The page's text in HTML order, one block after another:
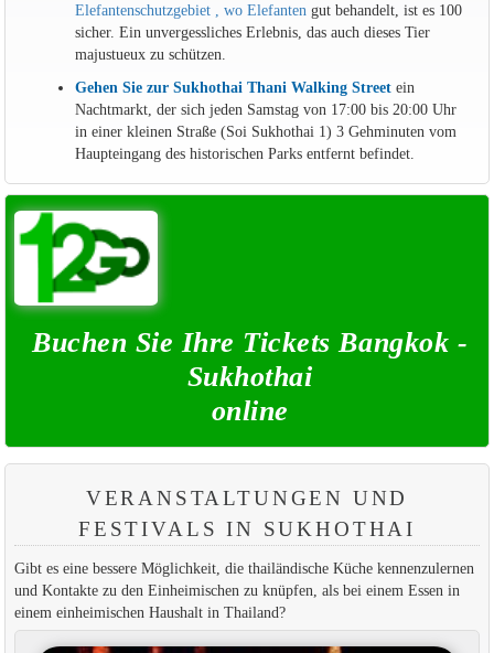
Elefantenschutzgebiet , wo Elefanten gut behandelt, ist es 100
sicher. Ein unvergessliches Erlebnis, das auch dieses Tier
majustueux zu schützen.
Gehen Sie zur Sukhothai Thani Walking Streetein
Nachtmarkt, der sich jeden Samstag von 17:00 bis 20:00 Uhr
in einer kleinen Straße (Soi Sukhothai 1) 3 Gehminuten vom
Haupteingang des historischen Parks entfernt befindet.
Buchen Sie Ihre Tickets Bangkok -
Sukhothai
online
VERANSTALTUNGEN UND
FESTIVALS IN SUKHOTHAI
Gibt es eine bessere Möglichkeit, die thailändische Küche kennenzulernen
und Kontakte zu den Einheimischen zu knüpfen, als bei einem Essen in
einem einheimischen Haushalt in Thailand?